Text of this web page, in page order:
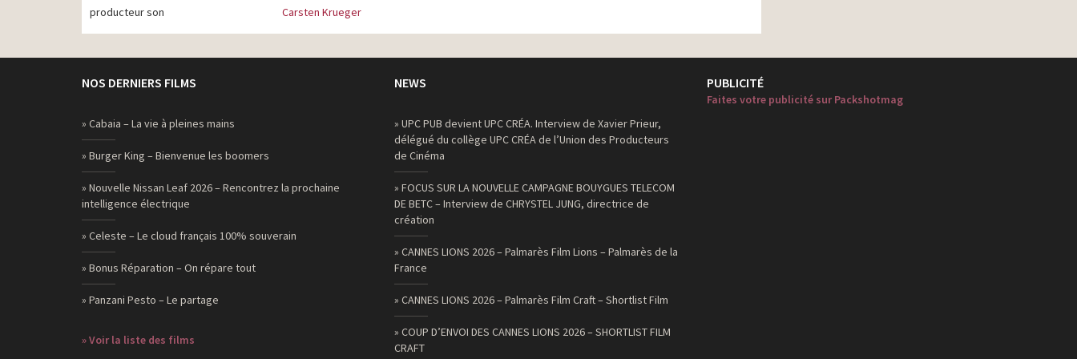
producteur son
Carsten Krueger
NOS DERNIERS FILMS
» Cabaia – La vie à pleines mains
» Burger King – Bienvenue les boomers
» Nouvelle Nissan Leaf 2026 – Rencontrez la prochaine
intelligence électrique
» Celeste – Le cloud français 100% souverain
» Bonus Réparation – On répare tout
» Panzani Pesto – Le partage
» Voir la liste des films
NEWS
» UPC PUB devient UPC CRÉA. Interview de Xavier Prieur,
délégué du collège UPC CRÉA de l’Union des Producteurs
de Cinéma
» FOCUS SUR LA NOUVELLE CAMPAGNE BOUYGUES TELECOM
DE BETC – Interview de CHRYSTEL JUNG, directrice de
création
» CANNES LIONS 2026 – Palmarès Film Lions – Palmarès de la
France
» CANNES LIONS 2026 – Palmarès Film Craft – Shortlist Film
» COUP D’ENVOI DES CANNES LIONS 2026 – SHORTLIST FILM
CRAFT
PUBLICITÉ
Faites votre publicité sur Packshotmag